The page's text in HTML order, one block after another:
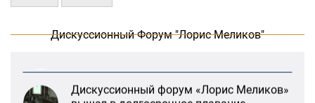
Дискуссионный Форум "Лорис Меликов"
деятельность
Дискуссионный форум «Лорис Меликов»
вышел в долгосрочное плавание